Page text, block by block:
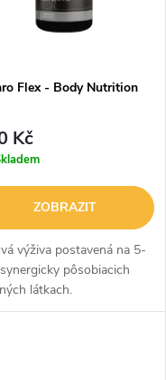
Flex - Body Nutrition
Kč
ZOBRAZIT
výživa postavená na 5-
pôsobiacich
látkach.